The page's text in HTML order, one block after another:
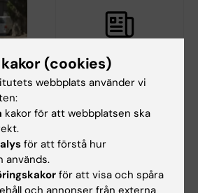
de
11 jun 2026
årets KI-lopp!
för årets mest energifyllda
(cookies)
webbplats använder vi
kakor för att webbplatsen ska
för att förstå hur
används.
för att visa och spåra
och annonser från externa